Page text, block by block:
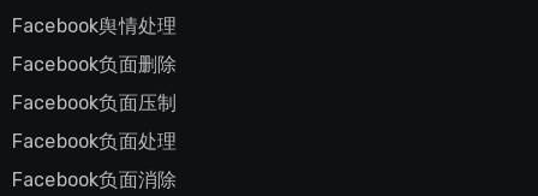
Facebook舆情处理
Facebook负面删除
Facebook负面压制
Facebook负面处理
Facebook负面消除